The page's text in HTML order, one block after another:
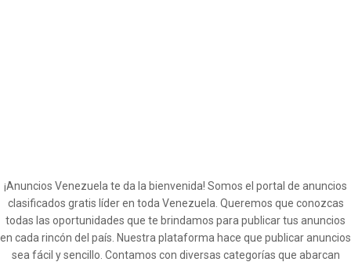
¡Anuncios Venezuela te da la bienvenida! Somos el portal de anuncios
clasificados gratis líder en toda Venezuela. Queremos que conozcas
todas las oportunidades que te brindamos para publicar tus anuncios
en cada rincón del país. Nuestra plataforma hace que publicar anuncios
sea fácil y sencillo. Contamos con diversas categorías que abarcan